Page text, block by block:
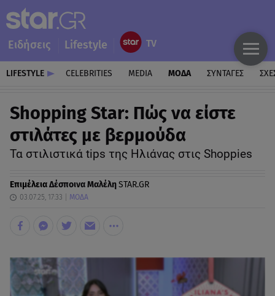
Ειδήσεις Lifestyle
LIFESTYLE CELEBRITIES MEDIA ΜΟΔΑ ΣΥΝΤΑΓΕΣ
Shopping Star: Πώς να είστε
στιλάτες με βερμούδα
Τα στιλιστικά tips της Ηλιάνας στις Shoppies
ΕπιμέλειαΔέσποινα ΜαλέληSTAR.GR
03.07.25, 17:33 ΜΟΔΑ